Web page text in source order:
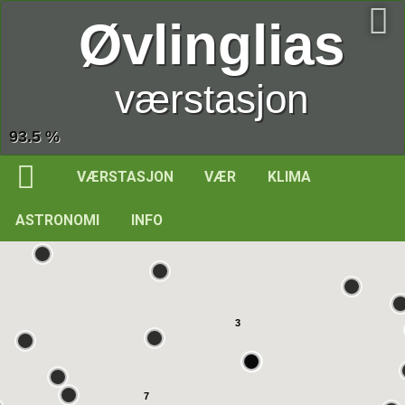
93.5 %
Øvlinglias
værstasjon
VÆRSTASJON VÆR KLIMA
ASTRONOMI INFO
7
3